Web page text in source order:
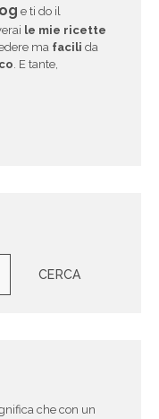
e ti do il
le mie ricette
ma facili da
. E tante,
CERCA
che con un